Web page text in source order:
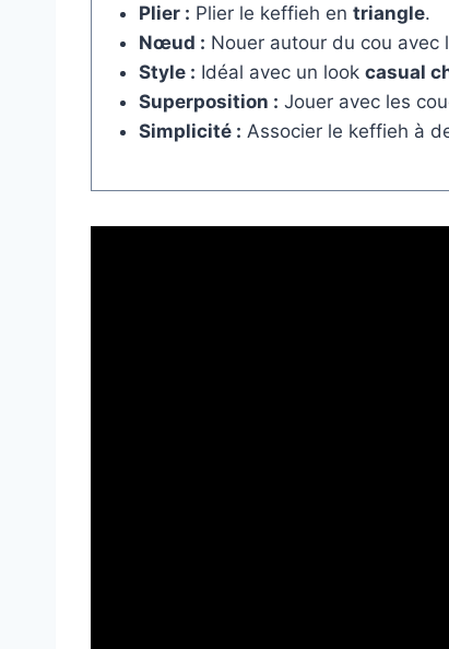
Plier : Plier le keffieh en triangle.
Nœud : Nouer autour du cou
Style : Idéal avec un look casual
Superposition : Jouer avec les
Simplicité : Associer le keffieh à